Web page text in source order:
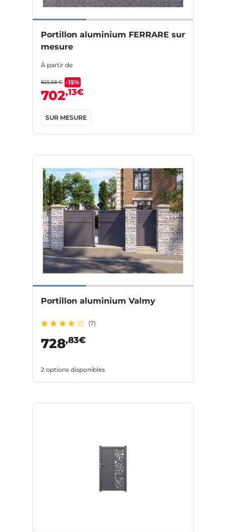
Portillon aluminium FERRARE sur
mesure
À partir de
825,58 € -15%
702,13€
SUR MESURE
Portillon aluminium Valmy
(7)
728,83€
2 options disponibles